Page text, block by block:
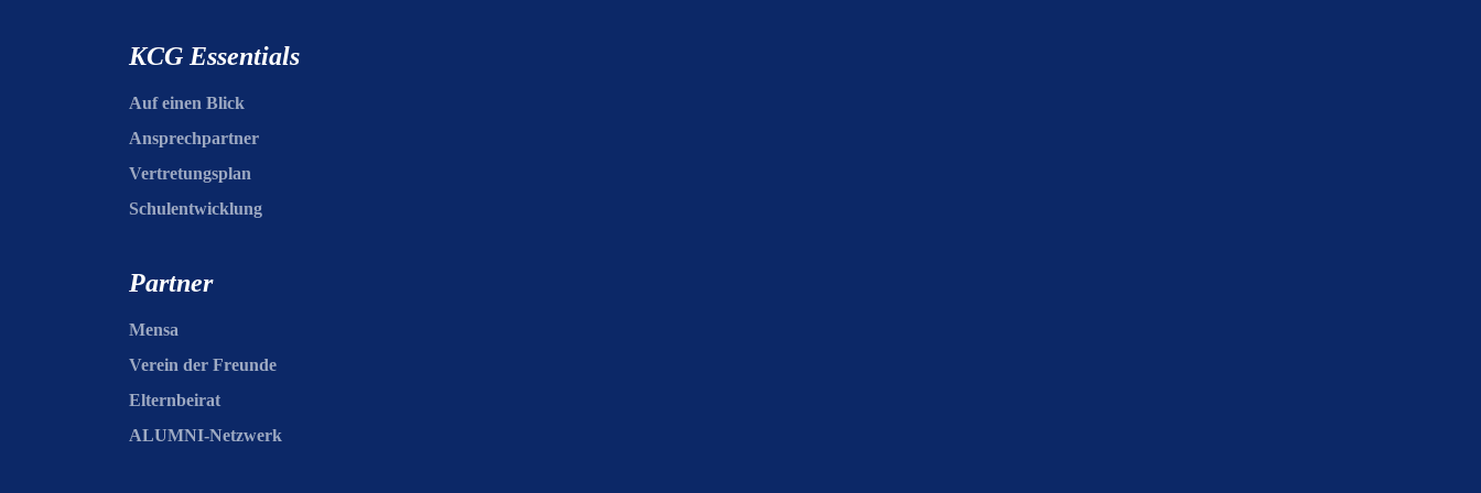
KCG Essentials
Auf einen Blick
Ansprechpartner
Vertretungsplan
Schulentwicklung
Partner
Mensa
Verein der Freunde
Elternbeirat
ALUMNI-Netzwerk